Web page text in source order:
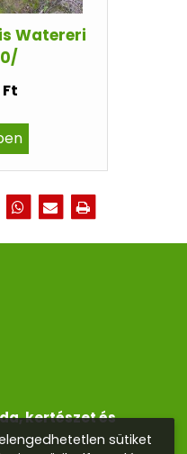
Watereri
Ft
kertészet és
sütiket